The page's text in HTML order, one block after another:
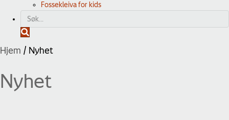
Fossekleiva for kids
k
Hjem / Nyhet
Nyhet